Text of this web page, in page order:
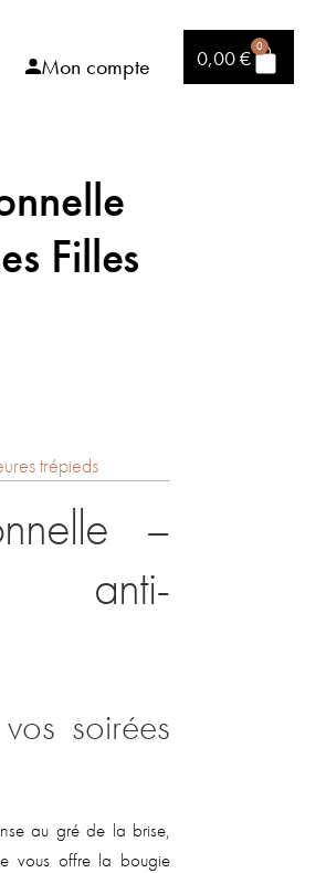
Mon compte 0,00€ 0
Filles
trépieds
–
anti-
soirées
au gré de la brise,
vous offre la bougie